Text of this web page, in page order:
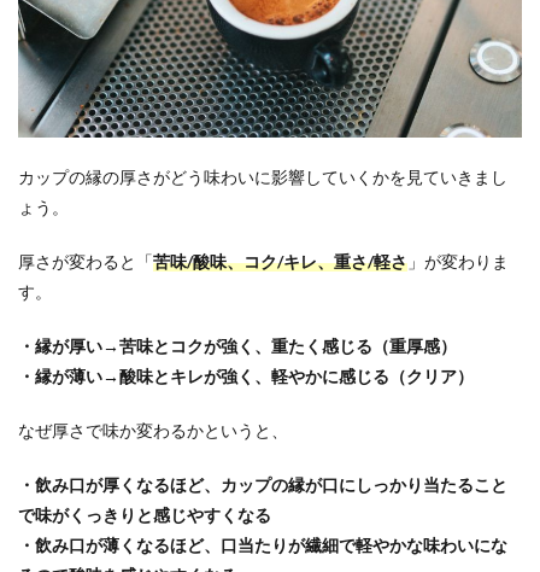
カップの縁の厚さがどう味わいに影響していくかを見ていきまし
ょう。
厚さが変わると「苦味/酸味、コク/キレ、重さ/軽さ 」が変わりま
す。
・縁が厚い→苦味とコクが強く、重たく感じる（重厚感）
・縁が薄い→酸味とキレが強く、軽やかに感じる（クリア）
なぜ厚さで味か変わるかというと、
・飲み口が厚くなるほど、カップの縁が口にしっかり当たること
で味がくっきりと感じやすくなる
・飲み口が薄くなるほど、口当たりが繊細で軽やかな味わいにな